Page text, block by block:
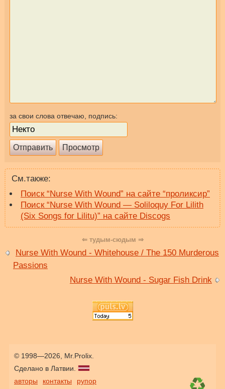
за свои слова отвечаю, подпись:
См.также:
Поиск “Nurse With Wound” на сайте “проликсир”
Поиск “Nurse With Wound — Soliloquy For Lilith
(Six Songs for Lilitu)” на сайте Discogs
⇐ тудым-сюдым ⇒
Nurse With Wound - Whitehouse / The 150 Murderous
Passions
Nurse With Wound - Sugar Fish Drink
© 1998—2026, Mr.Prolix.
Сделано в Латвии.
авторы
контакты рупор